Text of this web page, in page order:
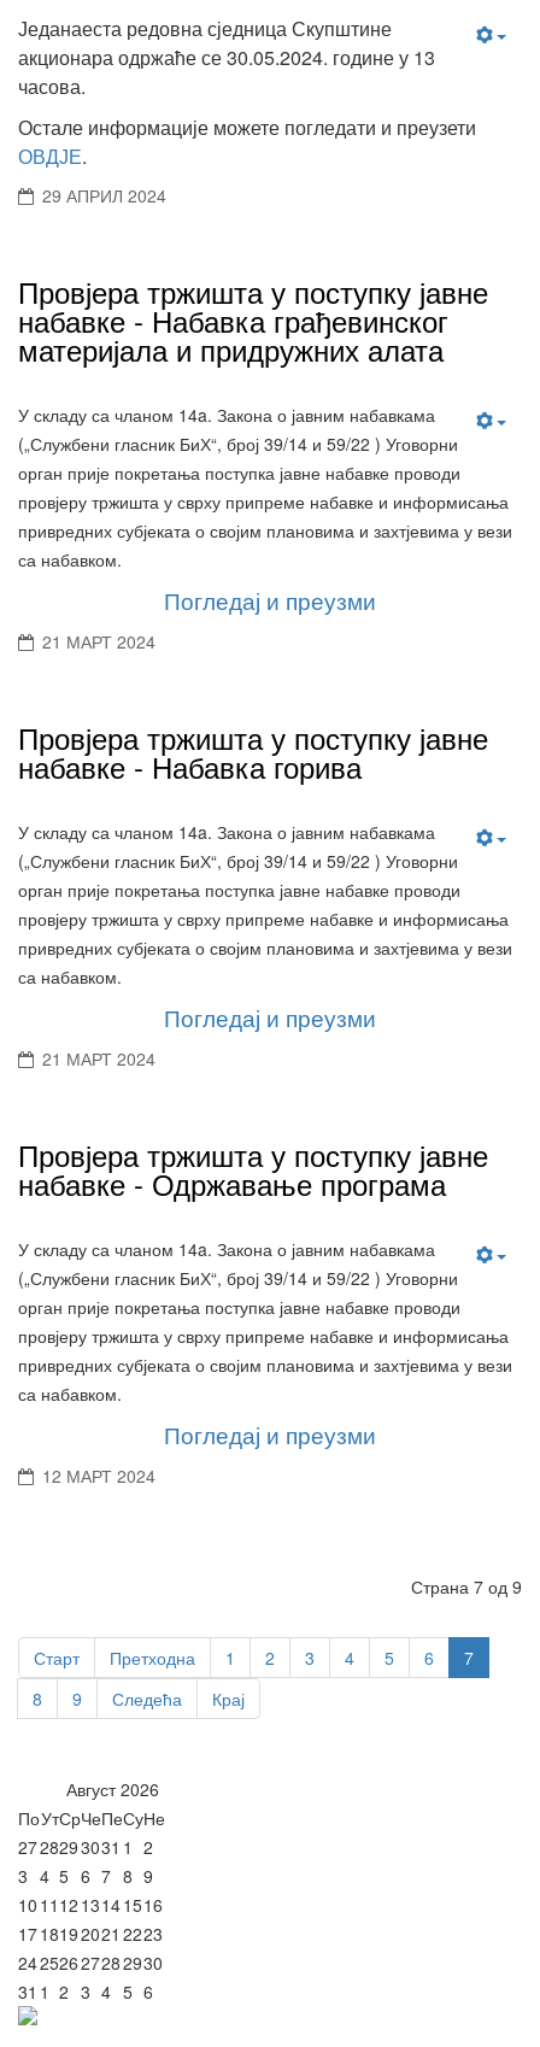
Једанаеста редовна сједница Скупштине
акционара одржаће се 30.05.2024. године у 13
часова.
Остале информације можете погледати и преузети
ОВДЈЕ.
29 АПРИЛ 2024
Провјера тржишта у поступку јавне
набавке - Набавка грађевинског
материјала и придружних алата
У складу са чланом 14a. Закона о јавним набавкама
(„Службени гласник БиХ“, број 39/14 и 59/22 ) Уговорни
орган прије покретања поступка јавне набавке проводи
провјеру тржишта у сврху припреме набавке и информисања
привредних субјеката о својим плановима и захтјевима у вези
са набавком.
Погледај и преузми
21 МАРТ 2024
Провјера тржишта у поступку јавне
набавке - Набавка горива
У складу са чланом 14a. Закона о јавним набавкама
(„Службени гласник БиХ“, број 39/14 и 59/22 ) Уговорни
орган прије покретања поступка јавне набавке проводи
провјеру тржишта у сврху припреме набавке и информисања
привредних субјеката о својим плановима и захтјевима у вези
са набавком.
Погледај и преузми
21 МАРТ 2024
Провјера тржишта у поступку јавне
набавке - Одржавање програма
У складу са чланом 14a. Закона о јавним набавкама
(„Службени гласник БиХ“, број 39/14 и 59/22 ) Уговорни
орган прије покретања поступка јавне набавке проводи
провјеру тржишта у сврху припреме набавке и информисања
привредних субјеката о својим плановима и захтјевима у вези
са набавком.
Погледај и преузми
12 МАРТ 2024
Страна 7 од 9
Старт Претходна 1 2 3 4 5 6
7
8
9 Следећа Крај
Август 2026
ПоУтСрЧеПеСуНе
2728293031 1 2
3 4 5 6 7 8 9
10 11 12 13141516
1718192021 2223
24252627282930
31 1 2 3 4 5 6